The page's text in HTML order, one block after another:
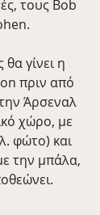
τους Bob
γίνει η
πριν από
Άρσεναλ
χώρο, με
φώτο) και
την μπάλα,